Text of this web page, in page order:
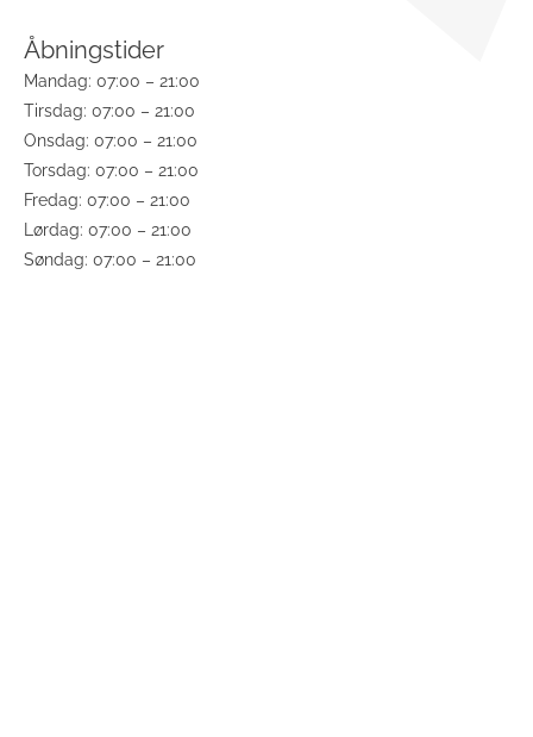
Åbningstider
Mandag: 07:00 – 21:00
Tirsdag: 07:00 – 21:00
Onsdag: 07:00 – 21:00
Torsdag: 07:00 – 21:00
Fredag: 07:00 – 21:00
Lørdag: 07:00 – 21:00
Søndag: 07:00 – 21:00